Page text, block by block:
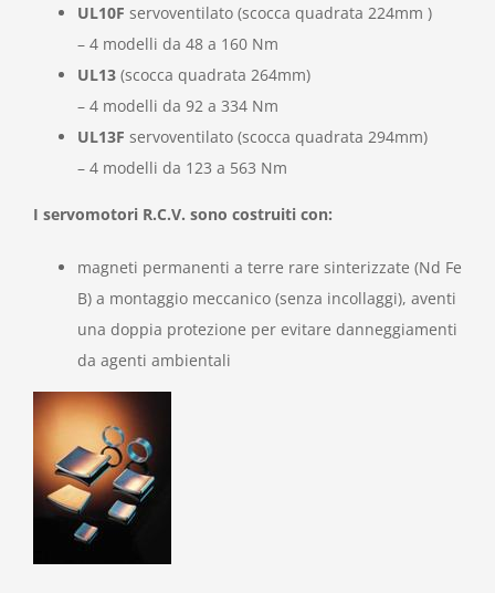
UL10F servoventilato (scocca quadrata 224mm )
– 4 modelli da 48 a 160 Nm
UL13 (scocca quadrata 264mm)
– 4 modelli da 92 a 334 Nm
UL13F servoventilato (scocca quadrata 294mm)
– 4 modelli da 123 a 563 Nm
I servomotori R.C.V. sono costruiti con:
magneti permanenti a terre rare sinterizzate (Nd Fe
B) a montaggio meccanico (senza incollaggi), aventi
una doppia protezione per evitare danneggiamenti
da agenti ambientali